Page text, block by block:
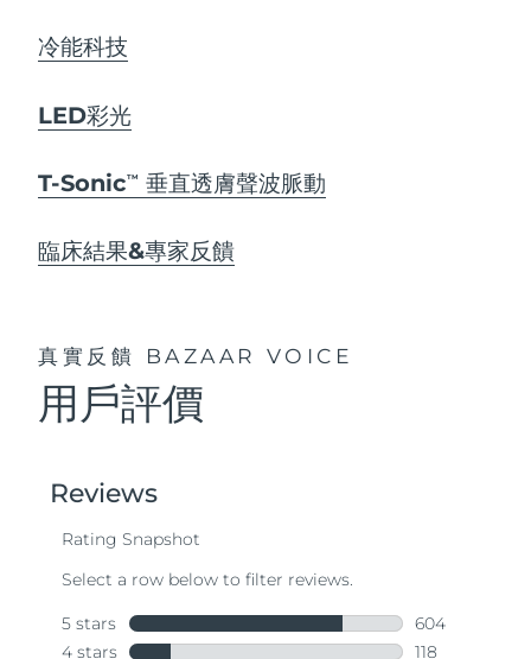
冷能科技
LED彩光
T-SonicTM 垂直透膚聲波脈動
臨床結果&專家反饋
真實反饋 BAZAAR VOICE
用戶評價